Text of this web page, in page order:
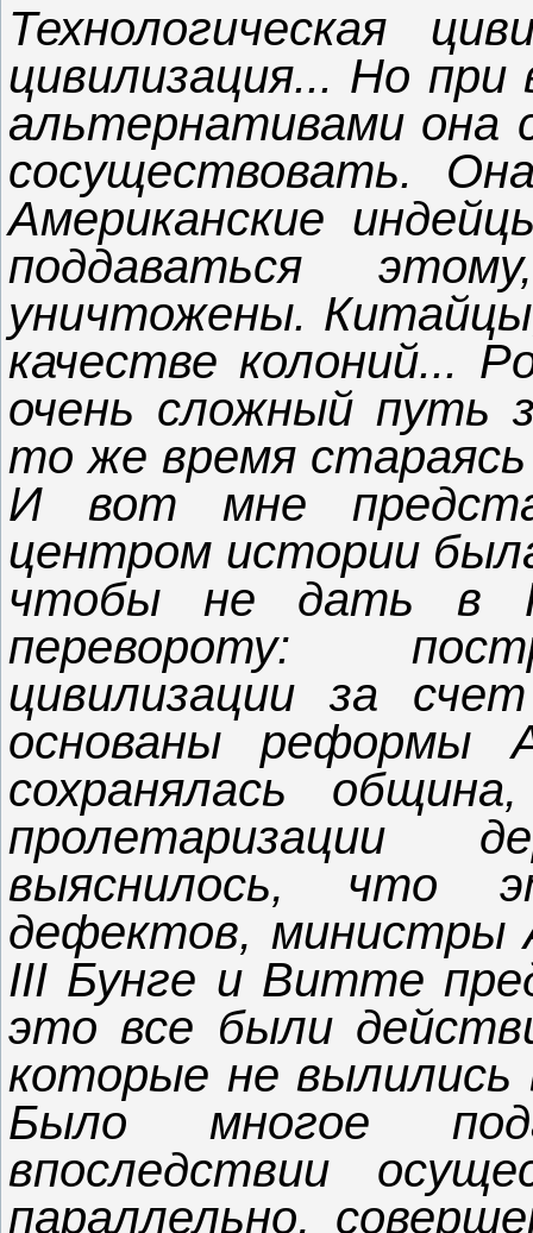
Технологическая
цивилизация... Но
альтернативами она
сосуществовать.
Американские
поддаваться
уничтожены.
качестве колоний...
очень сложный путь
то же время
И вот мне
центром истории
чтобы не дать в
перевороту:
цивилизации за
основаны реформы
сохранялась
пролетаризации
выяснилось,
дефектов, министры
III Бунге и Витте
это все были
которые не
Было многое
впоследствии
параллельно,